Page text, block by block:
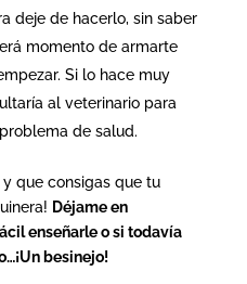
deje de hacerlo, sin saber
momento de armarte
Si lo hace muy
al veterinario para
de salud.
que consigas que tu
Déjame en
enseñarle o si todavía
besinejo!